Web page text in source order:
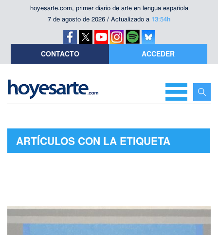
hoyesarte.com, primer diario de arte en lengua española
7 de agosto de 2026 / Actualizado a 13:54h
CONTACTO ACCEDER
ARTÍCULOS CON LA ETIQUETA